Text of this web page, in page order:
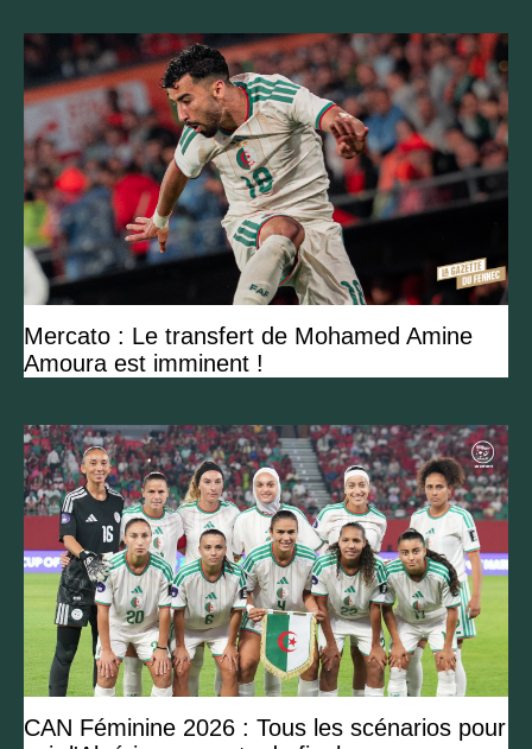
Mercato : Le transfert de Mohamed Amine
Amoura est imminent !
CAN Féminine 2026 : Tous les scénarios pour